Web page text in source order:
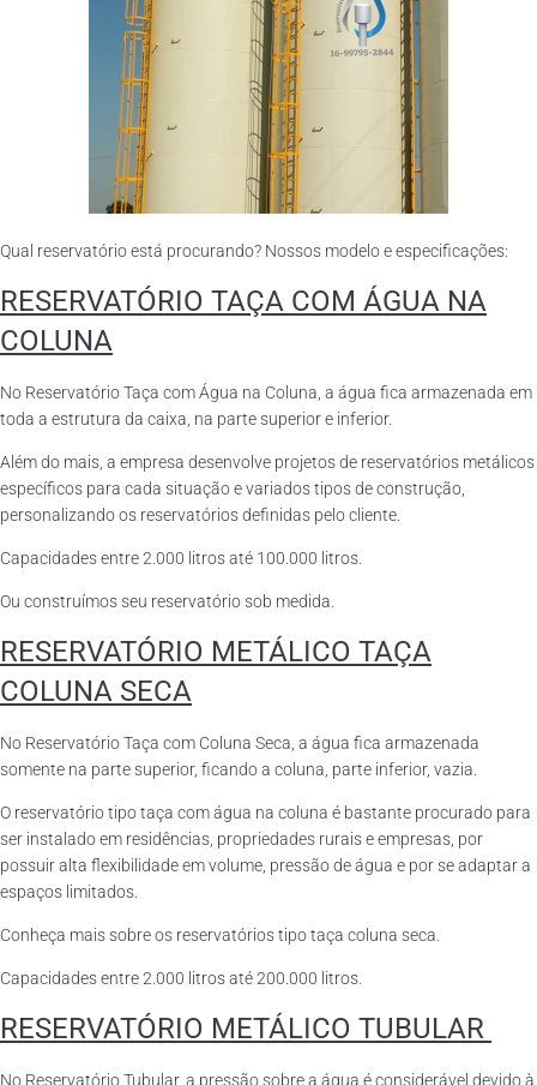
Qual reservatório está procurando? Nossos modelo e especificações:
RESERVATÓRIO TAÇA COM ÁGUA NA
COLUNA
No Reservatório Taça com Água na Coluna, a água fica armazenada em
toda a estrutura da caixa, na parte superior e inferior.
Além do mais, a empresa desenvolve projetos de reservatórios metálicos
específicos para cada situação e variados tipos de construção,
personalizando os reservatórios definidas pelo cliente.
Capacidades entre 2.000 litros até 100.000 litros.
Ou construímos seu reservatório sob medida.
RESERVATÓRIO METÁLICO TAÇA
COLUNA SECA
No Reservatório Taça com Coluna Seca, a água fica armazenada
somente na parte superior, ficando a coluna, parte inferior, vazia.
O reservatório tipo taça com água na coluna é bastante procurado para
ser instalado em residências, propriedades rurais e empresas, por
possuir alta flexibilidade em volume, pressão de água e por se adaptar a
espaços limitados.
Conheça mais sobre os reservatórios tipo taça coluna seca.
Capacidades entre 2.000 litros até 200.000 litros.
RESERVATÓRIO METÁLICO TUBULAR
No Reservatório Tubular, a pressão sobre a água é considerável devido à